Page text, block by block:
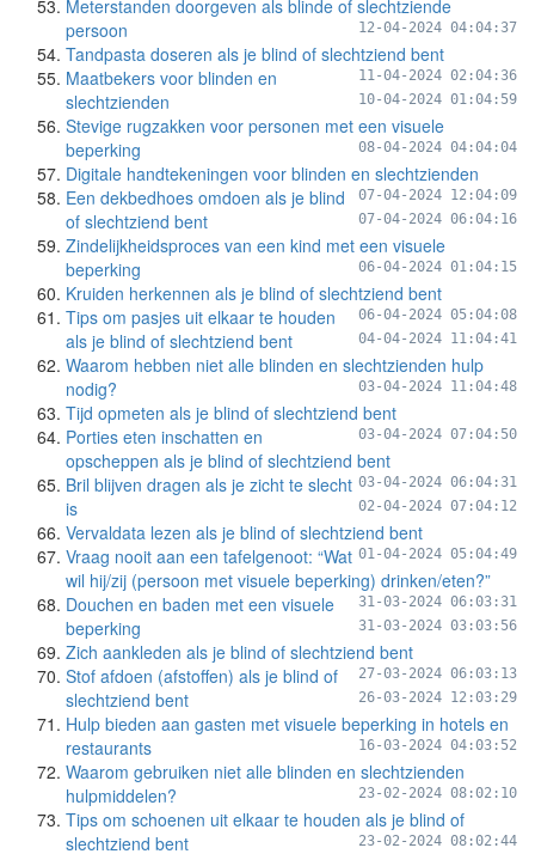
Meterstanden doorgeven als blinde of slechtziende
persoon
12-04-2024 04:04:37
Tandpasta doseren als je blind of slechtziend bent
11-04-2024 02:04:36
Maatbekers voor blinden en
slechtzienden
10-04-2024 01:04:59
Stevige rugzakken voor personen met een visuele
beperking
08-04-2024 04:04:04
Digitale handtekeningen voor blinden en slechtzienden
07-04-2024 12:04:09
Een dekbedhoes omdoen als je blind
of slechtziend bent
07-04-2024 06:04:16
Zindelijkheidsproces van een kind met een visuele
beperking
06-04-2024 01:04:15
Kruiden herkennen als je blind of slechtziend bent
06-04-2024 05:04:08
Tips om pasjes uit elkaar te houden
als je blind of slechtziend bent
04-04-2024 11:04:41
Waarom hebben niet alle blinden en slechtzienden hulp
nodig?
03-04-2024 11:04:48
Tijd opmeten als je blind of slechtziend bent
03-04-2024 07:04:50
Porties eten inschatten en
opscheppen als je blind of slechtziend bent
03-04-2024 06:04:31
Bril blijven dragen als je zicht te slecht
is
02-04-2024 07:04:12
Vervaldata lezen als je blind of slechtziend bent
01-04-2024 05:04:49
Vraag nooit aan een tafelgenoot: “Wat
wil hij/zij (persoon met visuele beperking) drinken/eten?”
31-03-2024 06:03:31
Douchen en baden met een visuele
beperking
31-03-2024 03:03:56
Zich aankleden als je blind of slechtziend bent
27-03-2024 06:03:13
Stof afdoen (afstoffen) als je blind of
slechtziend bent
26-03-2024 12:03:29
Hulp bieden aan gasten met visuele beperking in hotels en
restaurants
16-03-2024 04:03:52
Waarom gebruiken niet alle blinden en slechtzienden
hulpmiddelen?
23-02-2024 08:02:10
Tips om schoenen uit elkaar te houden als je blind of
slechtziend bent
23-02-2024 08:02:44